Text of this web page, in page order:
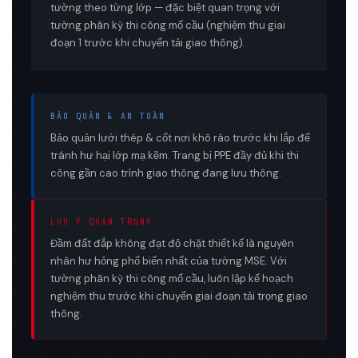
tường theo từng lớp — đặc biệt quan trọng với
tường phân kỳ thi công mố cầu (nghiệm thu giai
đoạn 1 trước khi chuyển tải giao thông).
BẢO QUẢN & AN TOÀN
Bảo quản lưới thép & cốt nơi khô ráo trước khi lắp để
tránh hư hại lớp mạ kẽm. Trang bị PPE đầy đủ khi thi
công gần cao trình giao thông đang lưu thông.
LƯU Ý QUAN TRỌNG
Đầm đất đắp không đạt độ chặt thiết kế là nguyên
nhân hư hỏng phổ biến nhất của tường MSE. Với
tường phân kỳ thi công mố cầu, luôn lập kế hoạch
nghiệm thu trước khi chuyển giai đoạn tải trọng giao
thông.